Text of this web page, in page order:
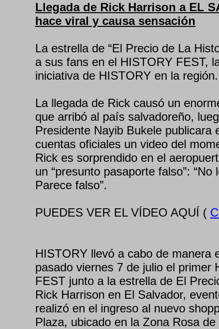
Llegada de Rick Harrison a EL
hace viral y causa sensación
La estrella de “El Precio de La
a sus fans en el HISTORY FEST,
iniciativa de HISTORY en la región.
La llegada de Rick causó un
que arribó al país salvadoreño,
Presidente Nayib Bukele publicara
cuentas oficiales un video del
Rick es sorprendido en el
un “presunto pasaporte falso”: “No
Parece falso”.
PUEDES VER EL VÍDEO AQUÍ (
HISTORY llevó a cabo de manera
pasado viernes 7 de julio el primer
FEST junto a la estrella de El
Rick Harrison en El Salvador,
realizó en el ingreso al nuevo
Plaza, ubicado en la Zona Rosa